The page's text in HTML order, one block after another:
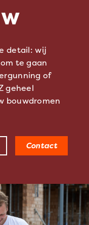
detail: wij
te gaan
of
geheel
bouwdromen
Contact